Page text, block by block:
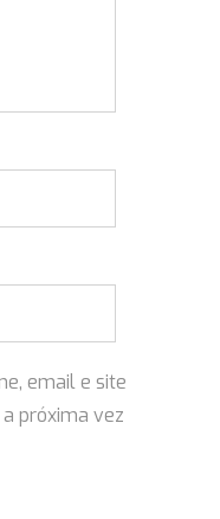
email e site
próxima vez